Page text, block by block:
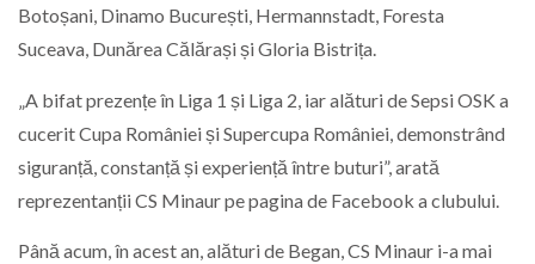
Botoșani, Dinamo București, Hermannstadt, Foresta
Suceava, Dunărea Călărași și Gloria Bistrița.
„A bifat prezențe în Liga 1 și Liga 2, iar alături de Sepsi OSK a
cucerit Cupa României și Supercupa României, demonstrând
siguranță, constanță și experiență între buturi”, arată
reprezentanții CS Minaur pe pagina de Facebook a clubului.
Până acum, în acest an, alături de Began, CS Minaur i-a mai